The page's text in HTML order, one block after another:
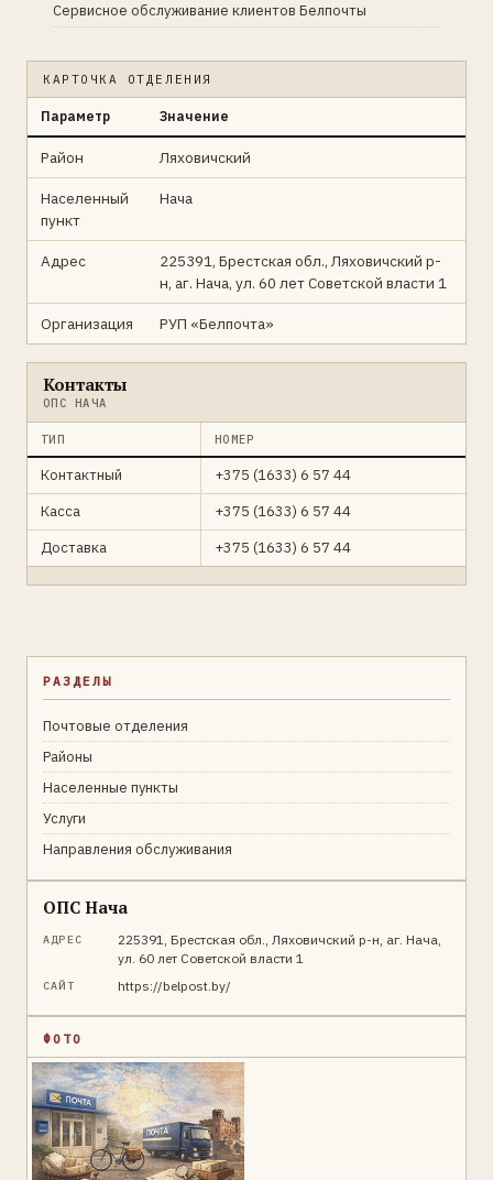
Сервисное обслуживание клиентов Белпочты
КАРТОЧКА ОТДЕЛЕНИЯ
Параметр Значение
Район Ляховичский
Населенный
пункт
Нача
Адрес
225391, Брестская обл., Ляховичский р-
н, аг. Нача, ул. 60 лет Советской власти 1
Организация РУП «Белпочта»
Контакты
ОПС НАЧА
ТИП НОМЕР
Контактный
+375 (1633) 6 57 44
Касса
+375 (1633) 6 57 44
Доставка
+375 (1633) 6 57 44
РАЗДЕЛЫ
Почтовые отделения
Районы
Населенные пункты
Услуги
Направления обслуживания
ОПС Нача
АДРЕС
225391, Брестская обл., Ляховичский р-н, аг. Нача,
ул. 60 лет Советской власти 1
САЙТ https://belpost.by/
ФОТО